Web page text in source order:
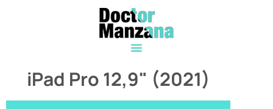
iPad Pro 12,9" (2021)